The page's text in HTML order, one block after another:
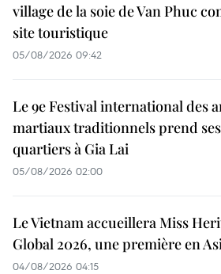
village de la soie de Van Phuc
site touristique
05/08/2026 09:42
Le 9e Festival international des
martiaux traditionnels prend ses
quartiers à Gia Lai
05/08/2026 02:00
Le Vietnam accueillera Miss
Global 2026, une première en
04/08/2026 04:15